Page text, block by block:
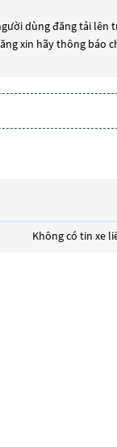
dùng đăng tải
xin hãy thông báo
Không có tin xe